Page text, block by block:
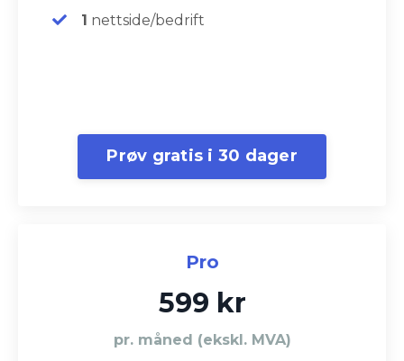
1 nettside/bedrift
Prøv gratis i 30 dager
Pro
599 kr
pr. måned (ekskl. MVA)